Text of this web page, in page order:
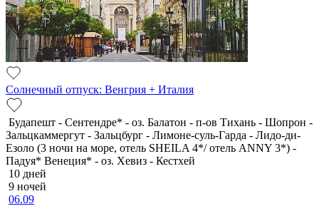
Солнечный отпуск: Венгрия + Италия
Будапешт - Сентендре* - оз. Балатон - п-ов Тихань - Шопрон -
Зальцкаммергут - Зальцбург - Лимоне-суль-Гарда - Лидо-ди-
Езоло (3 ночи на море, отель SHEILA 4*/ отель ANNY 3*) -
Падуя* Венеция* - оз. Хевиз - Кестхей
10 дней
9 ночей
06.09